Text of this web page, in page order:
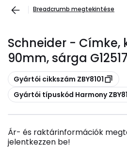
Breadcrumb megtekintése
Schneider - Címke,
90mm, sárga
Másolás
Gyártói cikkszám ZBY8101
Másolás
Gyártói típuskód Harmony
Ár- és raktárinformációk
jelentkezzen be!